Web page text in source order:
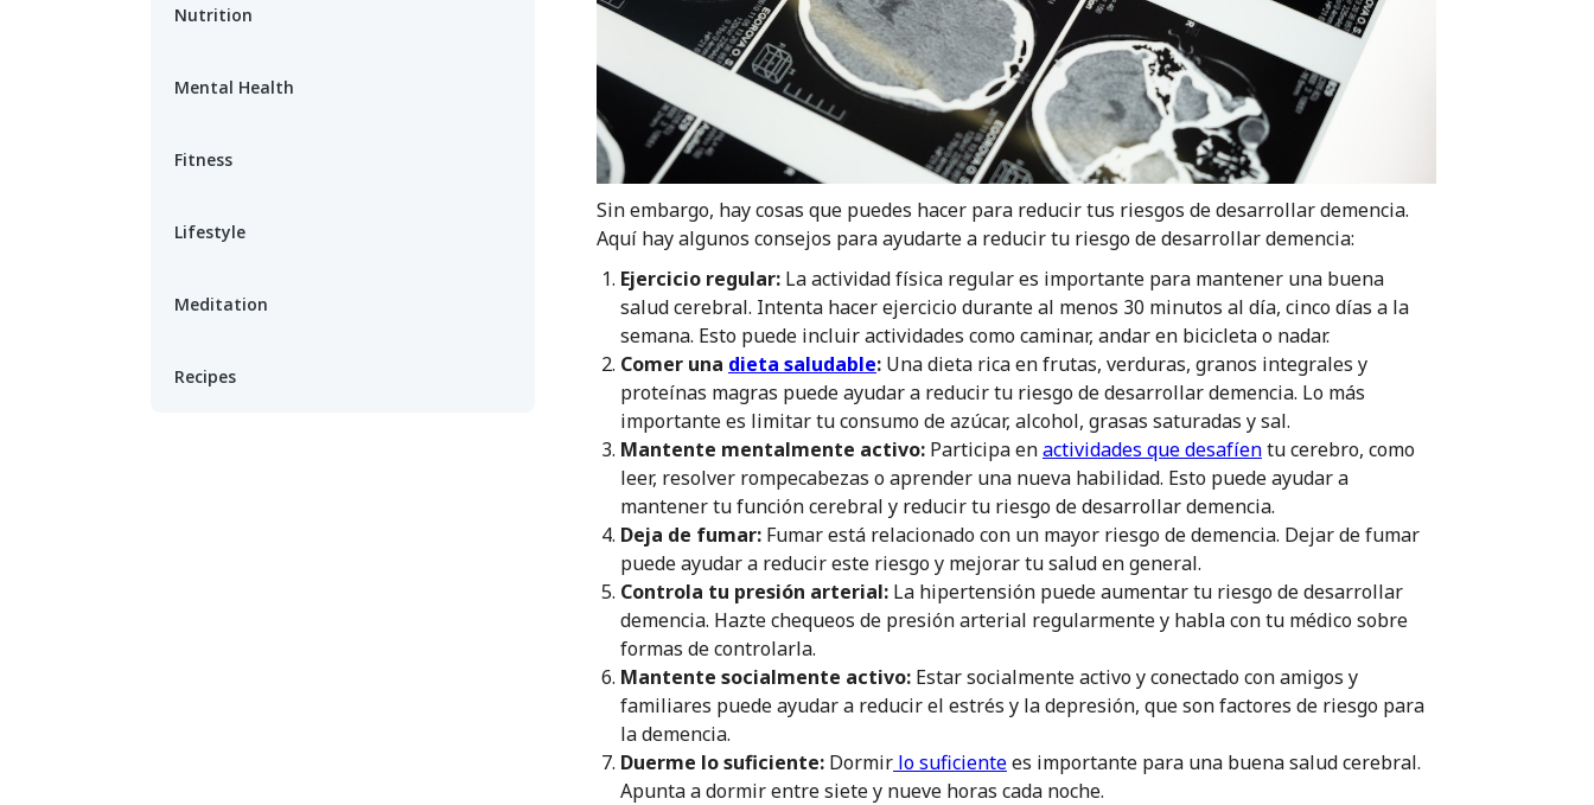
Nutrition
Mental Health
Fitness
Lifestyle
Meditation
Recipes
Sin embargo, hay cosas que puedes hacer para reducir tus riesgos de desarrollar demencia.
Aquí hay algunos consejos para ayudarte a reducir tu riesgo de desarrollar demencia:
Ejercicio regular:La actividad física regular es importante para mantener una buena
salud cerebral. Intenta hacer ejercicio durante al menos 30 minutos al día, cinco días a la
semana. Esto puede incluir actividades como caminar, andar en bicicleta o nadar.
Comer una dieta saludable: Una dieta rica en frutas, verduras, granos integrales y
proteínas magras puede ayudar a reducir tu riesgo de desarrollar demencia. Lo más
importante es limitar tu consumo de azúcar, alcohol, grasas saturadas y sal.
Mantente mentalmente activo: Participa enactividades que desafíentu cerebro, como
leer, resolver rompecabezas o aprender una nueva habilidad. Esto puede ayudar a
mantener tu función cerebral y reducir tu riesgo de desarrollar demencia.
Deja de fumar:Fumar está relacionado con un mayor riesgo de demencia. Dejar de fumar
puede ayudar a reducir este riesgo y mejorar tu salud en general.
Controla tu presión arterial: La hipertensión puede aumentar tu riesgo de desarrollar
demencia. Hazte chequeos de presión arterial regularmente y habla con tu médico sobre
formas de controlarla.
Mantente socialmente activo: Estar socialmente activo y conectado con amigos y
familiares puede ayudar a reducir el estrés y la depresión, que son factores de riesgo para
la demencia.
Duerme lo suficiente: Dormirlo suficientees importante para una buena salud cerebral.
Apunta a dormir entre siete y nueve horas cada noche.